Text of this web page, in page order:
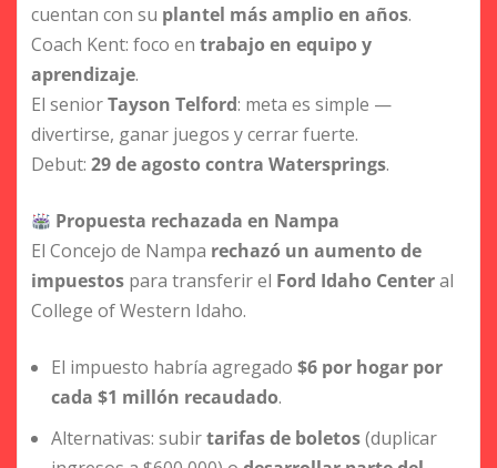
cuentan con su plantel más amplio en años.
Coach Kent: foco en trabajo en equipo y
aprendizaje.
El seniorTayson Telford: meta es simple —
divertirse, ganar juegos y cerrar fuerte.
Debut: 29 de agosto contra Watersprings.
Propuesta rechazada en Nampa
El Concejo de Nampa rechazó un aumento de
impuestos para transferir el Ford Idaho Centeral
College of Western Idaho.
El impuesto habría agregado $6 por hogar por
cada $1 millón recaudado.
Alternativas: subirtarifas de boletos(duplicar